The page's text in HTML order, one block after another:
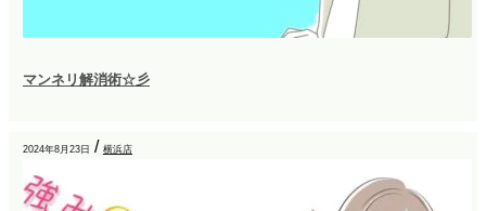
マンネリ解消術☆彡
2024年8月23日 / 横浜店